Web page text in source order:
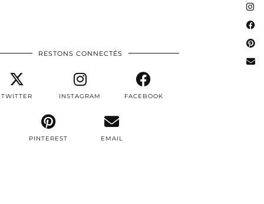
RESTONS CONNECTÉS
TWITTER INSTAGRAM FACEBOOK
PINTEREST EMAIL